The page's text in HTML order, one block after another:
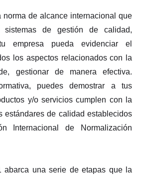
norma de alcance internacional que
de gestión de calidad,
empresa pueda evidenciar el
los aspectos relacionados con la
gestionar de manera efectiva.
puedes demostrar a tus
y/o servicios cumplen con la
estándares de calidad establecidos
Internacional de Normalización
abarca una serie de etapas que la